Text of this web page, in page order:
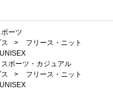
ーツ
>
フリース・ニット
ポーツ・カジュアル
>
フリース・ニット